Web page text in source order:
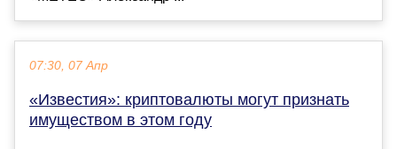
07:30, 07 Апр
«Известия»: криптовалюты могут признать
имуществом в этом году